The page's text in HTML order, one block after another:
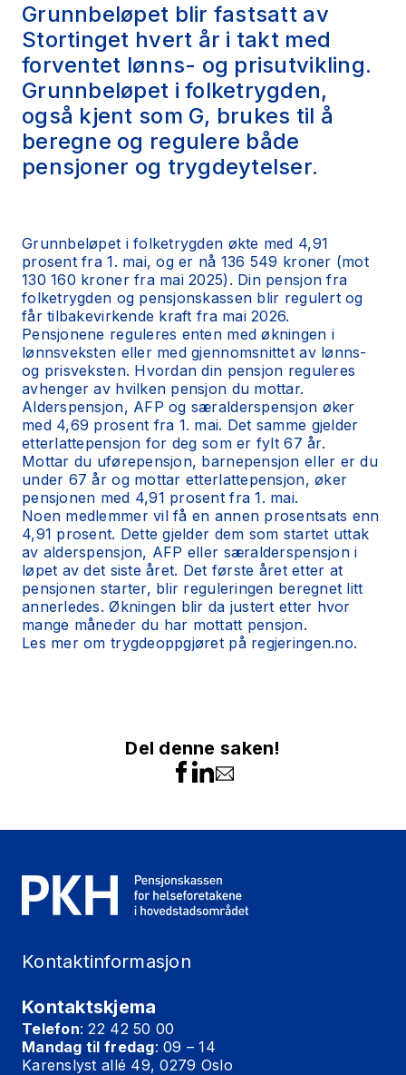
Grunnbeløpet blir fastsatt av
Stortinget hvert år i takt med
forventet lønns- og prisutvikling.
Grunnbeløpet i folketrygden,
også kjent som G, brukes til å
beregne og regulere både
pensjoner og trygdeytelser.
Grunnbeløpet i folketrygden økte med 4,91
prosent fra 1. mai, og er nå 136 549 kroner (mot
130 160 kroner fra mai 2025). Din pensjon fra
folketrygden og pensjonskassen blir regulert og
får tilbakevirkende kraft fra mai 2026.
Pensjonene reguleres enten med økningen i
lønnsveksten eller med gjennomsnittet av lønns-
og prisveksten. Hvordan din pensjon reguleres
avhenger av hvilken pensjon du mottar.
Alderspensjon, AFP og særalderspensjon øker
med 4,69 prosent fra 1. mai. Det samme gjelder
etterlattepensjon for deg som er fylt 67 år.
Mottar du uførepensjon, barnepensjon eller er du
under 67 år og mottar etterlattepensjon, øker
pensjonen med 4,91 prosent fra 1. mai.
Noen medlemmer vil få en annen prosentsats enn
4,91 prosent. Dette gjelder dem som startet uttak
av alderspensjon, AFP eller særalderspensjon i
løpet av det siste året. Det første året etter at
pensjonen starter, blir reguleringen beregnet litt
annerledes. Økningen blir da justert etter hvor
mange måneder du har mottatt pensjon.
Les mer om trygdeoppgjøret på regjeringen.no.
Del denne saken!
Kontaktinformasjon
Kontaktskjema
Telefon: 22 42 50 00
Mandag til fredag: 09 – 14
Karenslyst allé 49, 0279 Oslo